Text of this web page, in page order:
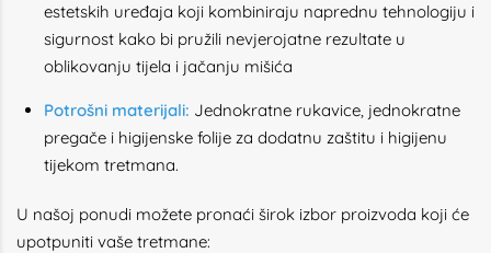
estetskih uređaja koji kombiniraju naprednu tehnologiju i
sigurnost kako bi pružili nevjerojatne rezultate u
oblikovanju tijela i jačanju mišića
Potrošni materijali: Jednokratne rukavice, jednokratne
pregače i higijenske folije za dodatnu zaštitu i higijenu
tijekom tretmana.
U našoj ponudi možete pronaći širok izbor proizvoda koji će
upotpuniti vaše tretmane: